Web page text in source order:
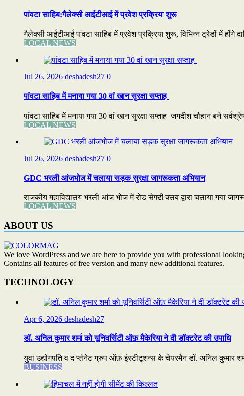
पांवटा साहिब:गैलेक्सी आईटीआई में प्रवेश प्रक्रिया शुरू
गैलेक्सी आईटीआई पांवटा साहिब में प्रवेश प्रक्रिया शुरू, विभिन्न ट्रेडों में होंगे
LOCAL NEWS
Jul 26, 2026 deshadesh27 0
पांवटा साहिब में मनाया गया 30 वां खान सुरक्षा सप्ताह
पांवटा साहिब में मनाया गया 30 वां खान सुरक्षा सप्ताह जगदीश चौहान बने
LOCAL NEWS
Jul 26, 2026 deshadesh27 0
GDC भरली आंजभोज में चलाया सड़क सुरक्षा जागरूकता अभियान
राजकीय महाविद्यालय भरली आंज भोज में रोड सेफ्टी क्लब द्वारा चलाया गया
LOCAL NEWS
ABOUT US
We love WordPress and we are here to provide you with professional
Contains all features of free version and many new additional features.
TECHNOLOGY
Apr 6, 2026 deshadesh27
डॉ. अनिल कुमार शर्मा को यूनिवर्सिटी ऑफ़ मैकेरिया ने दी डॉक्टरेट की उपाधि
युवा उद्योगपति व द प्लेनेट ग्रुप ऑफ़ इंस्टीटूशन्स के चेयरमैन डॉ. अनिल कुमार
BUSINESS